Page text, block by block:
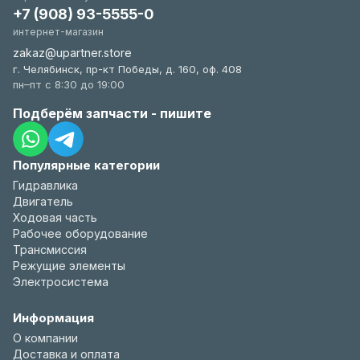
Популярные категории
Гидравлика
Двигатель
Ходовая часть
Рабочее оборудование
Трансмиссия
Режущие элементы
Электросистема
Информация
О компании
Доставка и оплата
+7 (908) 93-5555-0
интернет-магазин
zakaz@upartner.store
г. Челябинск, пр-кт Победы, д. 160, оф. 408
пн–пт с 8:30 до 19:00
Подберём запчасти - пишите